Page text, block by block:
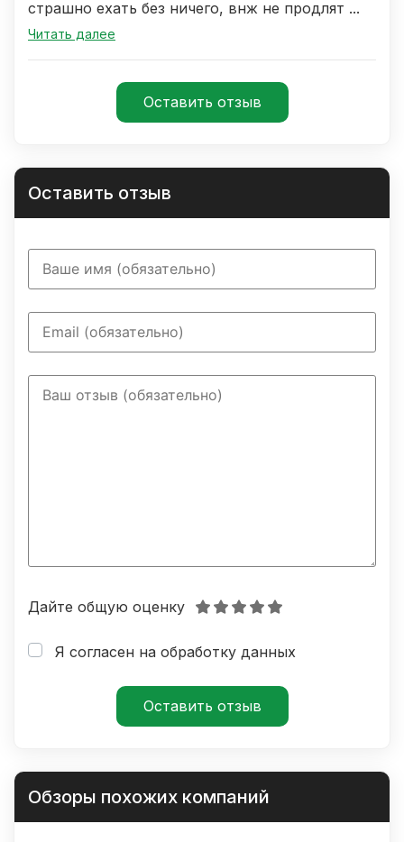
страшно ехать без ничего, внж не продлят ...
Читать далее
Оставить отзыв
Оставить отзыв
Я согласен на обработку данных
Дайте общую оценку
Обзоры похожих компаний